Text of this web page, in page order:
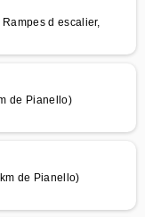
d escalier,
de Pianello)
de Pianello)